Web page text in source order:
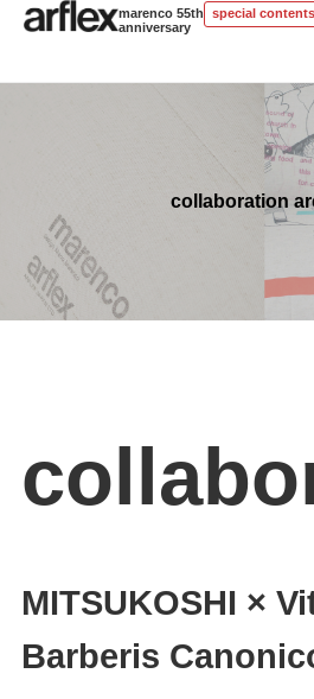
marenco 55th
anniversary
special contents
collaboration
MITSUKOSHI ×
Barberis